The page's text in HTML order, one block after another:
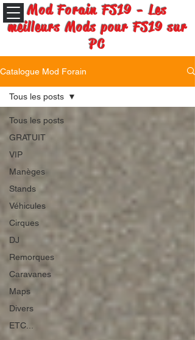
Mod Forain FS19 - Les
meilleurs Mods pour FS19 sur
PC
Catalogue Mod Forain
Tous les posts
GRATUIT
VIP
Manèges
Stands
Véhicules
Cirques
DJ
Remorques
Caravanes
Maps
Divers
ETC...
Tous les posts